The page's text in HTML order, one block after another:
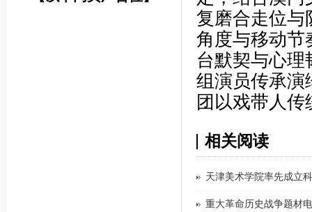
复磨合走位与
角度与移动节
台默契与心
组演员传承演
团以戏带人
相关阅读
天津美术学院率先成立
重大革命历史战争题材